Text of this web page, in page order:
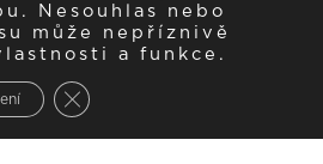
Nesouhlas nebo
může nepříznivě
a funkce.
Zavřít cookie lištu GDPR